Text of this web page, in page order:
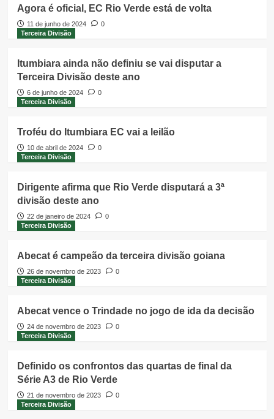
Agora é oficial, EC Rio Verde está de volta
11 de junho de 2024
0
Terceira Divisão
Itumbiara ainda não definiu se vai disputar a
Terceira Divisão deste ano
6 de junho de 2024
0
Terceira Divisão
Troféu do Itumbiara EC vai a leilão
10 de abril de 2024
0
Terceira Divisão
Dirigente afirma que Rio Verde disputará a 3ª
divisão deste ano
22 de janeiro de 2024
0
Terceira Divisão
Abecat é campeão da terceira divisão goiana
26 de novembro de 2023
0
Terceira Divisão
Abecat vence o Trindade no jogo de ida da decisão
24 de novembro de 2023
0
Terceira Divisão
Definido os confrontos das quartas de final da
Série A3 de Rio Verde
21 de novembro de 2023
0
Terceira Divisão